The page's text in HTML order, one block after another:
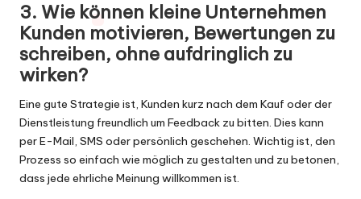
3. Wie können kleine Unternehmen
Kunden motivieren, Bewertungen zu
schreiben, ohne aufdringlich zu
wirken?
Eine gute Strategie ist, Kunden kurz nach dem Kauf oder der
Dienstleistung freundlich um Feedback zu bitten. Dies kann
per E-Mail, SMS oder persönlich geschehen. Wichtig ist, den
Prozess so einfach wie möglich zu gestalten und zu betonen,
dass jede ehrliche Meinung willkommen ist.